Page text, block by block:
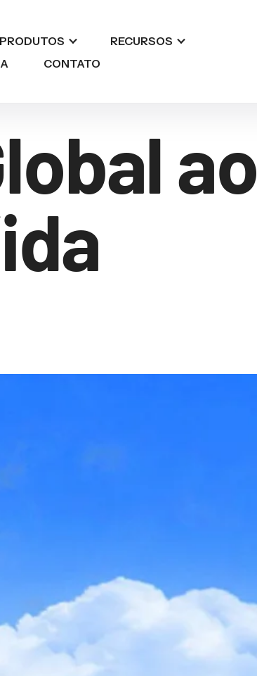
PRODUTOS
RECURSOS
CONTATO
ao